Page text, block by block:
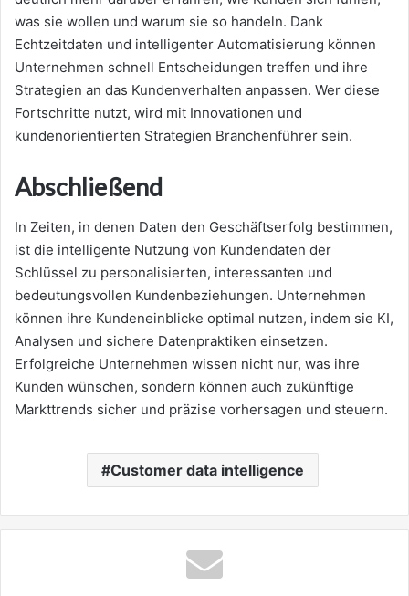
was sie wollen und warum sie so handeln. Dank
Echtzeitdaten und intelligenter Automatisierung können
Unternehmen schnell Entscheidungen treffen und ihre
Strategien an das Kundenverhalten anpassen. Wer diese
Fortschritte nutzt, wird mit Innovationen und
kundenorientierten Strategien Branchenführer sein.
Abschließend
In Zeiten, in denen Daten den Geschäftserfolg bestimmen,
ist die intelligente Nutzung von Kundendaten der
Schlüssel zu personalisierten, interessanten und
bedeutungsvollen Kundenbeziehungen. Unternehmen
können ihre Kundeneinblicke optimal nutzen, indem sie KI,
Analysen und sichere Datenpraktiken einsetzen.
Erfolgreiche Unternehmen wissen nicht nur, was ihre
Kunden wünschen, sondern können auch zukünftige
Markttrends sicher und präzise vorhersagen und steuern.
Customer data intelligence